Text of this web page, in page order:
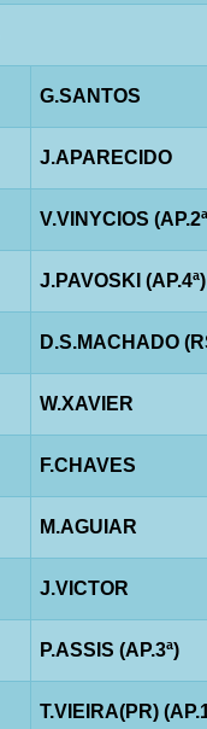
G.SANTOS
J.APARECIDO
V.VINYCIOS
J.PAVOSKI (AP.4ª)
D.S.MACHADO
W.XAVIER
F.CHAVES
M.AGUIAR
J.VICTOR
P.ASSIS (AP.3ª)
T.VIEIRA(PR)